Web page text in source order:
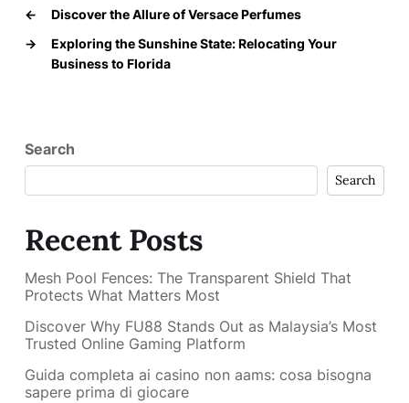
←
Discover the Allure of Versace Perfumes
→
Exploring the Sunshine State: Relocating Your
Business to Florida
Search
Search
Recent Posts
Mesh Pool Fences: The Transparent Shield That
Protects What Matters Most
Discover Why FU88 Stands Out as Malaysia’s Most
Trusted Online Gaming Platform
Guida completa ai casino non aams: cosa bisogna
sapere prima di giocare